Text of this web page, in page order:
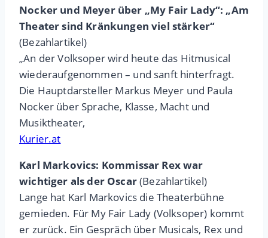
Nocker und Meyer über „My Fair Lady“: „Am
Theater sind Kränkungen viel stärker“
(Bezahlartikel)
„An der Volksoper wird heute das Hitmusical
wiederaufgenommen – und sanft hinterfragt.
Die Hauptdarsteller Markus Meyer und Paula
Nocker über Sprache, Klasse, Macht und
Musiktheater,
Kurier.at
Karl Markovics: Kommissar Rex war
wichtiger als der Oscar(Bezahlartikel)
Lange hat Karl Markovics die Theaterbühne
gemieden. Für My Fair Lady (Volksoper) kommt
er zurück. Ein Gespräch über Musicals, Rex und